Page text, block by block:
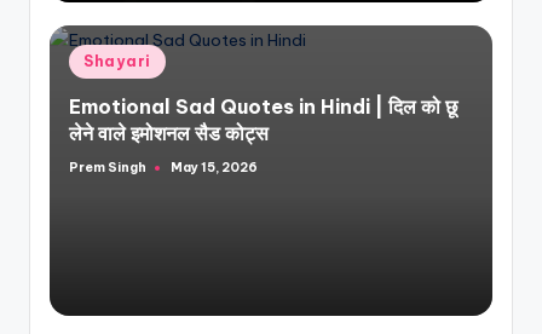
Posted
in
Shayari
Emotional Sad Quotes in Hindi | दिल को छू
लेने वाले इमोशनल सैड कोट्स
Posted
Prem Singh May 15, 2026